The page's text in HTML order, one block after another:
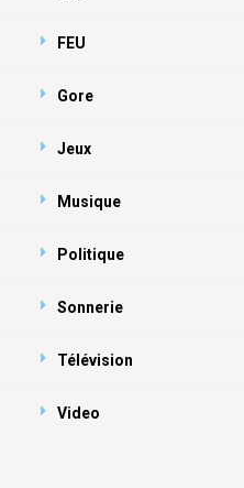
FEU
Gore
Jeux
Musique
Politique
Sonnerie
Télévision
Video